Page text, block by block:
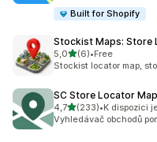
Built for Shopify
Stockist Maps: Store
5,0z 5 hvězd
(6)
Celkový počet recenzí: 6
•Free
Stockist locator map,
SC Store Locator Map
4,7z 5 hvězd
(233)
Celkový počet recenzí:
•K dispozici
Vyhledávač obchodů